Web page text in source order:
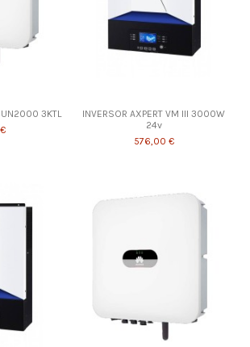
3KTL
INVERSOR AXPERT VM III 3000W
24v
576,00 €